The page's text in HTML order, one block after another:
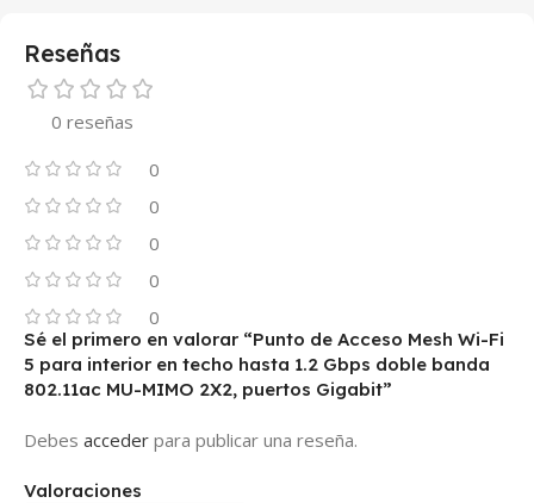
Reseñas
0 reseñas
0
0
0
0
0
Valoraciones
Sé el primero en valorar “Punto de Acceso Mesh Wi-Fi
5 para interior en techo hasta 1.2 Gbps doble banda
802.11ac MU-MIMO 2X2, puertos Gigabit”
Debes acceder para publicar una reseña.